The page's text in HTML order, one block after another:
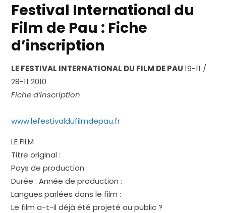
Festival International du
Film de Pau : Fiche
d’inscription
LE FESTIVAL INTERNATIONAL DU FILM DE PAU19-11 /
28-11 2010
Fiche d’inscription
www.lefestivaldufilmdepau.fr
LE FILM
Titre original :
Pays de production :
Durée : Année de production :
Langues parlées dans le film :
Le film a-t-il déjà été projeté au public ?